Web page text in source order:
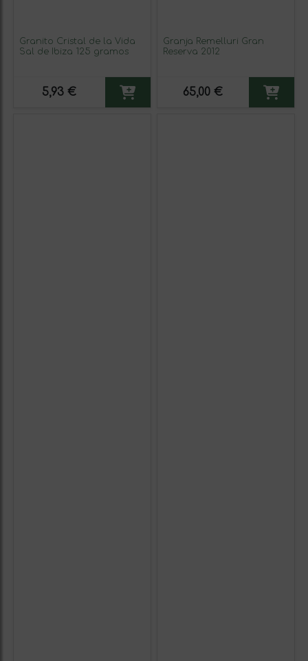
Granito Cristal de la Vida
Sal de Ibiza 125 gramos
5,93 €
Granja Remelluri Gran
Reserva 2012
65,00 €